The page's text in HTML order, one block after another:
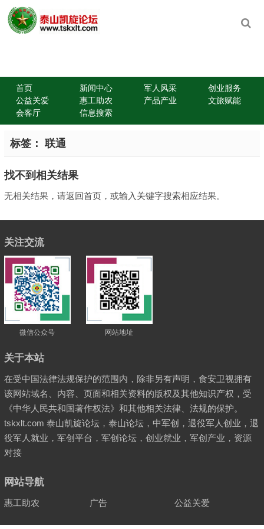
首页 新闻中心 军人风采
创业服务
公益关爱
惠工助农 产品产业
文旅赋能
会客厅
信息搜索
标签： 联通
找不到相关结果
无相关结果，请返回首页，或输入关键字搜索相应结果。
关注交流
微信公众号 网站地址
关于本站
在受中国法律法规保护的范围内，除非另有声明，食安卫视拥有
该网站域名、内容、页面和相关资料的版权及其他知识产权，受
《中华人民共和国著作权法》和其他相关法律、法规的保护。
tskxlt.com 泰山凯旋论坛，泰山论坛，中军创，退役军人创业，退
役军人就业，军创平台，军创论坛，创业就业，军创产业，资源
对接
网站导航
惠工助农 广告 公益关爱